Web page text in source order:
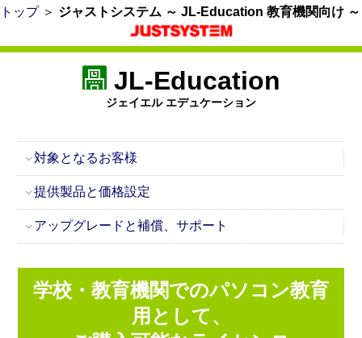
トップ＞ ジャストシステム ～ JL-Education 教育機関向け ～
JL-Education
ジェイエル エデュケーション
対象となるお客様
提供製品と価格設定
アップグレードと補償、サポート
学校・教育機関でのパソコン教育
用として、